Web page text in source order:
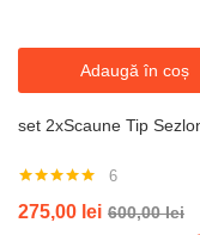
Adaugă în coș
5.00din 5
6
275,00 lei 600,00lei